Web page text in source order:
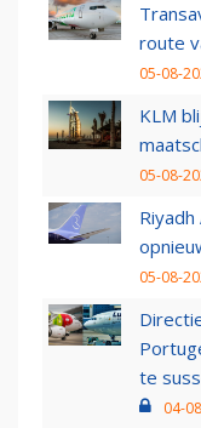
route
05-08-
KLM
05-08-
05-08-
te
04-